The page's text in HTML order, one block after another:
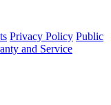
Privacy Policy Public
and Service